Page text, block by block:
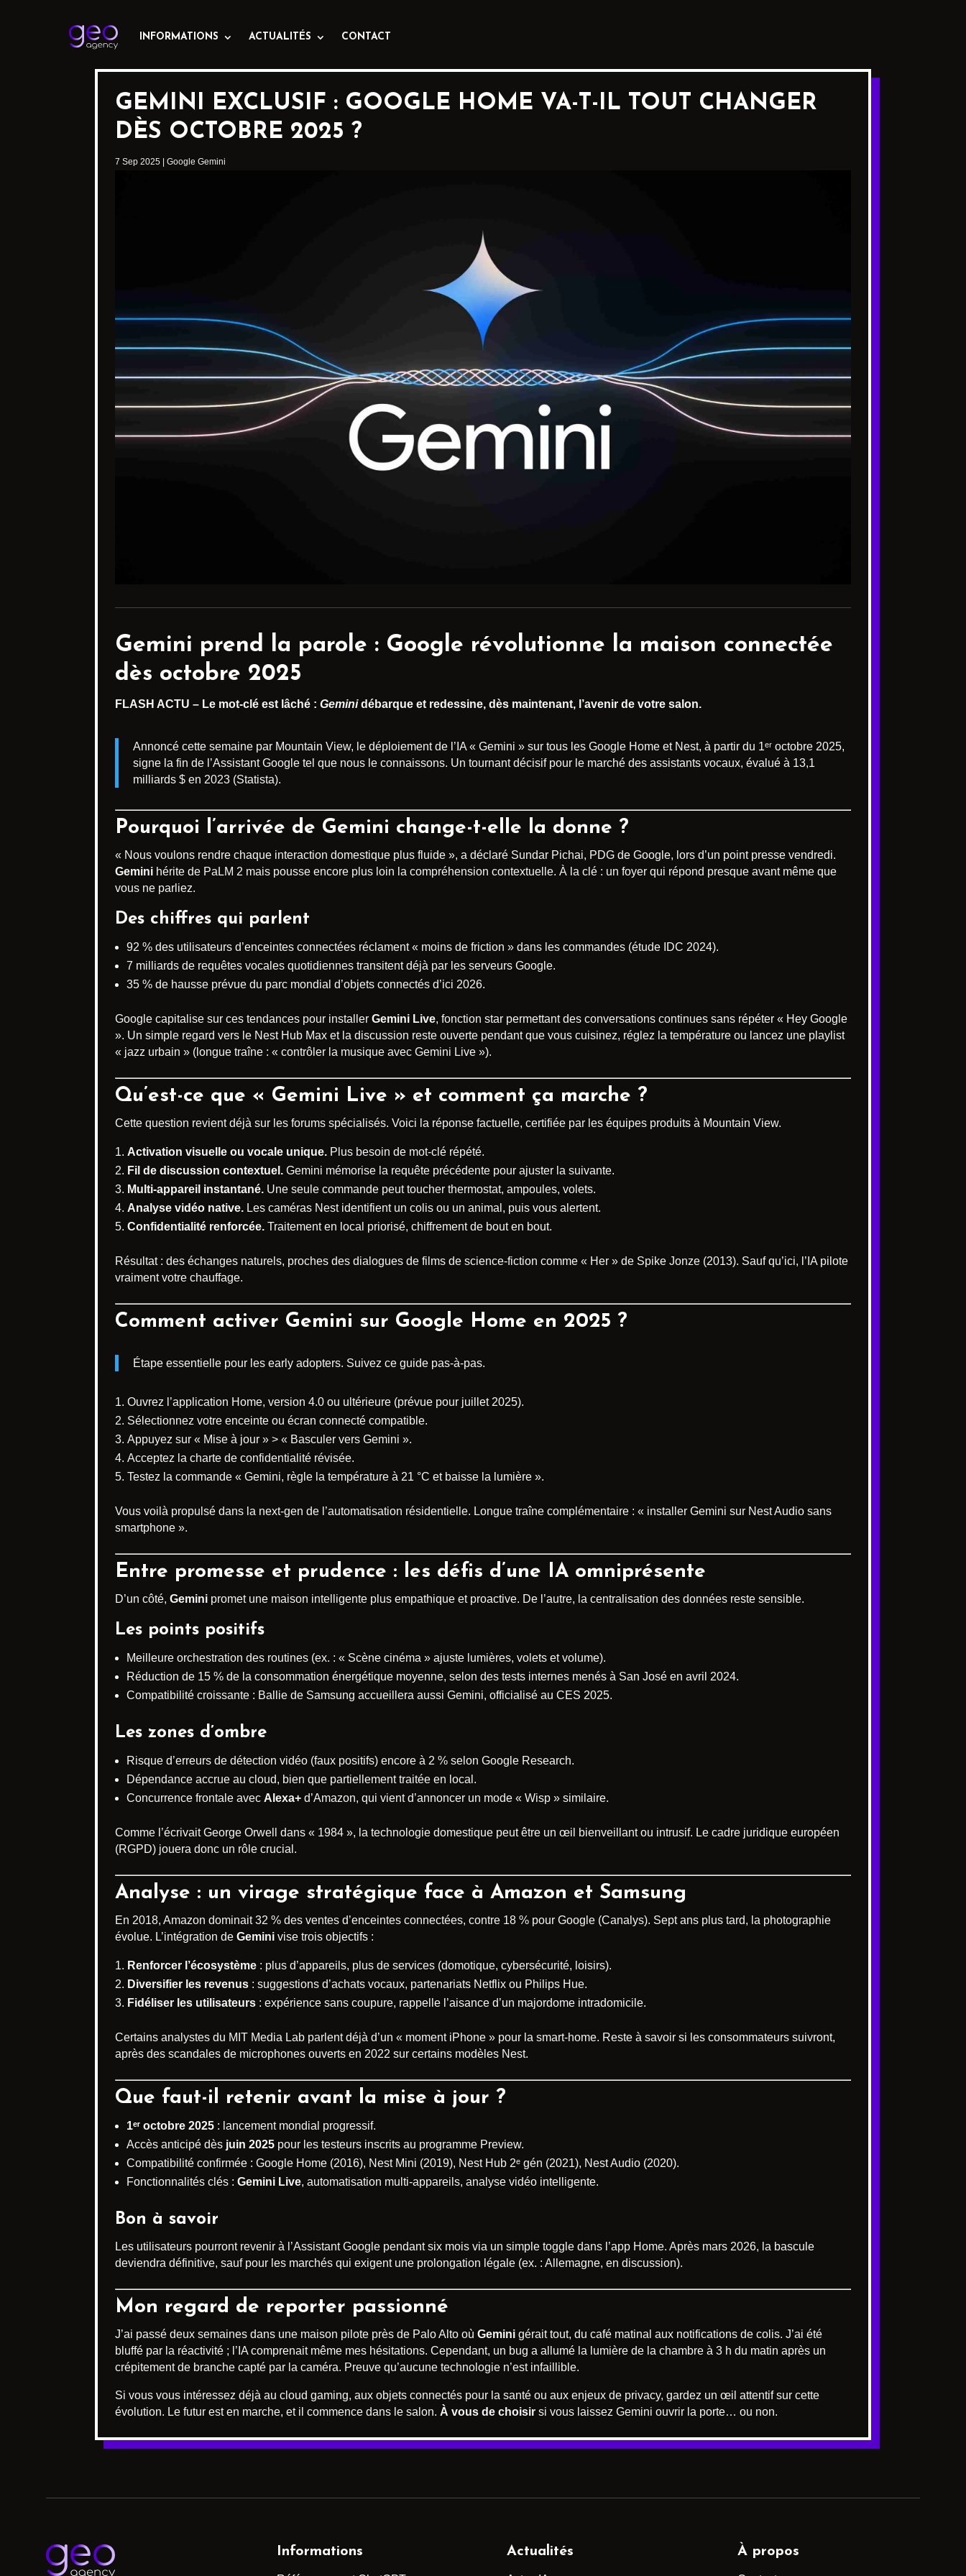
INFORMATIONS ACTUALITÉS CONTACT
GEMINI EXCLUSIF : GOOGLE HOME VA-T-IL TOUT CHANGER
DÈS OCTOBRE 2025 ?
7 Sep 2025 Google Gemini
Gemini prend la parole : Google révolutionne la maison connectée
dès octobre 2025
FLASH ACTU – Le mot-clé est lâché : Geminidébarque et redessine, dès maintenant, l’avenir de votre salon.
Annoncé cette semaine par Mountain View, le déploiement de l’IA « Gemini » sur tous les Google Home et Nest, à partir du 1ᵉʳ octobre 2025,
signe la fin de l’Assistant Google tel que nous le connaissons. Un tournant décisif pour le marché des assistants vocaux, évalué à 13,1
milliards $ en 2023 (Statista).
Pourquoi l’arrivée de Gemini change-t-elle la donne ?
« Nous voulons rendre chaque interaction domestique plus fluide », a déclaré Sundar Pichai, PDG de Google, lors d’un point presse vendredi.
Gemini hérite de PaLM 2 mais pousse encore plus loin la compréhension contextuelle. À la clé : un foyer qui répond presque avant même que
vous ne parliez.
Des chiffres qui parlent
92 % des utilisateurs d’enceintes connectées réclament « moins de friction » dans les commandes (étude IDC 2024).
7 milliards de requêtes vocales quotidiennes transitent déjà par les serveurs Google.
35 % de hausse prévue du parc mondial d’objets connectés d’ici 2026.
Google capitalise sur ces tendances pour installer Gemini Live, fonction star permettant des conversations continues sans répéter « Hey Google
». Un simple regard vers le Nest Hub Max et la discussion reste ouverte pendant que vous cuisinez, réglez la température ou lancez une playlist
« jazz urbain » (longue traîne : « contrôler la musique avec Gemini Live »).
Qu’est-ce que « Gemini Live » et comment ça marche ?
Cette question revient déjà sur les forums spécialisés. Voici la réponse factuelle, certifiée par les équipes produits à Mountain View.
Activation visuelle ou vocale unique. Plus besoin de mot-clé répété.
Fil de discussion contextuel. Gemini mémorise la requête précédente pour ajuster la suivante.
Multi-appareil instantané. Une seule commande peut toucher thermostat, ampoules, volets.
Analyse vidéo native. Les caméras Nest identifient un colis ou un animal, puis vous alertent.
Confidentialité renforcée. Traitement en local priorisé, chiffrement de bout en bout.
Résultat : des échanges naturels, proches des dialogues de films de science-fiction comme « Her » de Spike Jonze (2013). Sauf qu’ici, l’IA pilote
vraiment votre chauffage.
Comment activer Gemini sur Google Home en 2025 ?
Étape essentielle pour les early adopters. Suivez ce guide pas-à-pas.
Ouvrez l’application Home, version 4.0 ou ultérieure (prévue pour juillet 2025).
Sélectionnez votre enceinte ou écran connecté compatible.
Appuyez sur « Mise à jour » > « Basculer vers Gemini ».
Acceptez la charte de confidentialité révisée.
Testez la commande « Gemini, règle la température à 21 °C et baisse la lumière ».
Vous voilà propulsé dans la next-gen de l’automatisation résidentielle. Longue traîne complémentaire : « installer Gemini sur Nest Audio sans
smartphone ».
Entre promesse et prudence : les défis d’une IA omniprésente
D’un côté, Gemini promet une maison intelligente plus empathique et proactive. De l’autre, la centralisation des données reste sensible.
Les points positifs
Meilleure orchestration des routines (ex. : « Scène cinéma » ajuste lumières, volets et volume).
Réduction de 15 % de la consommation énergétique moyenne, selon des tests internes menés à San José en avril 2024.
Compatibilité croissante : Ballie de Samsung accueillera aussi Gemini, officialisé au CES 2025.
Les zones d’ombre
Risque d’erreurs de détection vidéo (faux positifs) encore à 2 % selon Google Research.
Dépendance accrue au cloud, bien que partiellement traitée en local.
Concurrence frontale avec Alexa+ d’Amazon, qui vient d’annoncer un mode « Wisp » similaire.
Comme l’écrivait George Orwell dans « 1984 », la technologie domestique peut être un œil bienveillant ou intrusif. Le cadre juridique européen
(RGPD) jouera donc un rôle crucial.
Analyse : un virage stratégique face à Amazon et Samsung
En 2018, Amazon dominait 32 % des ventes d’enceintes connectées, contre 18 % pour Google (Canalys). Sept ans plus tard, la photographie
évolue. L’intégration de Gemini vise trois objectifs :
Renforcer l’écosystème : plus d’appareils, plus de services (domotique, cybersécurité, loisirs).
Diversifier les revenus : suggestions d’achats vocaux, partenariats Netflix ou Philips Hue.
Fidéliser les utilisateurs : expérience sans coupure, rappelle l’aisance d’un majordome intradomicile.
Certains analystes du MIT Media Lab parlent déjà d’un « moment iPhone » pour la smart-home. Reste à savoir si les consommateurs suivront,
après des scandales de microphones ouverts en 2022 sur certains modèles Nest.
Que faut-il retenir avant la mise à jour ?
1ᵉʳ octobre 2025 : lancement mondial progressif.
Accès anticipé dès juin 2025 pour les testeurs inscrits au programme Preview.
Compatibilité confirmée : Google Home (2016), Nest Mini (2019), Nest Hub 2ᵉ gén (2021), Nest Audio (2020).
Fonctionnalités clés : Gemini Live, automatisation multi-appareils, analyse vidéo intelligente.
Bon à savoir
Les utilisateurs pourront revenir à l’Assistant Google pendant six mois via un simple toggle dans l’app Home. Après mars 2026, la bascule
deviendra définitive, sauf pour les marchés qui exigent une prolongation légale (ex. : Allemagne, en discussion).
Mon regard de reporter passionné
J’ai passé deux semaines dans une maison pilote près de Palo Alto où Gemini gérait tout, du café matinal aux notifications de colis. J’ai été
bluffé par la réactivité ; l’IA comprenait même mes hésitations. Cependant, un bug a allumé la lumière de la chambre à 3 h du matin après un
crépitement de branche capté par la caméra. Preuve qu’aucune technologie n’est infaillible.
Si vous vous intéressez déjà au cloud gaming, aux objets connectés pour la santé ou aux enjeux de privacy, gardez un œil attentif sur cette
évolution. Le futur est en marche, et il commence dans le salon. À vous de choisir si vous laissez Gemini ouvrir la porte… ou non.
Informations Actualités À propos